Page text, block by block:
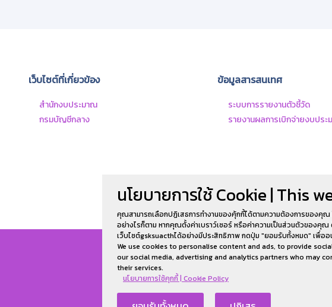
เว็บไซต์ที่เกี่ยวข้อง
สํานักงบประมาณ
กรมบัญชีกลาง
ข้อมูลสารสนเทศ
ระบบการรายงานตัวชี้วัด
รายงานผลการเบิกจ่ายงบประ
นโยบายการใช้ Cookie | This
คุณสามารถเลือกปฏิเสธการทำงานของคุ้กกี้ได้ตามความต้องการของคุ
อย่างไรก็ตาม หากคุณตั้งค่าเบราว์เซอร์ หรือค่าความเป็นส่วนตัวของคุ
เว็บไซต์gsksuacthได้อย่างมีประสิทธิภาพ กดปุ่ม "ยอมรับทั้งหมด" เพื่ออ
We use cookies to personalise content and ads, to provide
our social media, advertising and analytics partners who may
their services.
นโยบายการใช้คุกกี้ | Cookie Policy